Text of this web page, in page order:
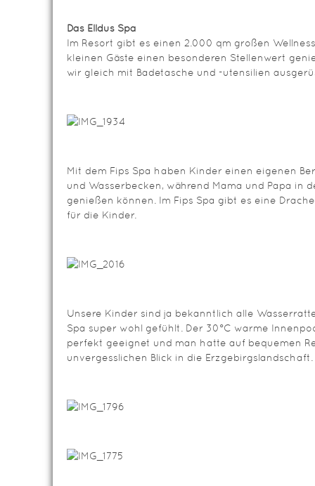
Das Elldus Spa
Im Resort gibt es einen 2.000 qm großen
kleinen Gäste einen besonderen Stellenwert
wir gleich mit Badetasche und -utensilien
Mit dem Fips Spa haben Kinder einen eigenen
und Wasserbecken, während Mama und Papa in
genießen können. Im Fips Spa gibt es eine
für die Kinder.
Unsere Kinder sind ja bekanntlich alle
Spa super wohl gefühlt. Der 30°C warme
perfekt geeignet und man hatte auf bequemen
unvergesslichen Blick in die